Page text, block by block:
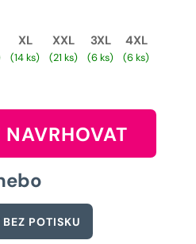
XL
(14 ks)
XXL
(21 ks)
3XL
(6 ks)
4XL
(6 ks)
POTISKU